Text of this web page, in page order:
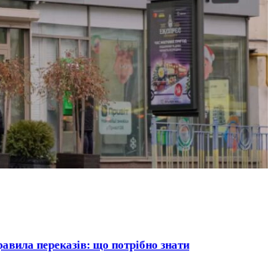
переказів: що потрібно знати